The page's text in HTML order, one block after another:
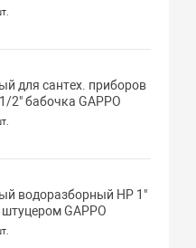
для сантех. приборов
2" бабочка GAPPO
водоразборный НР 1"
GAPPO